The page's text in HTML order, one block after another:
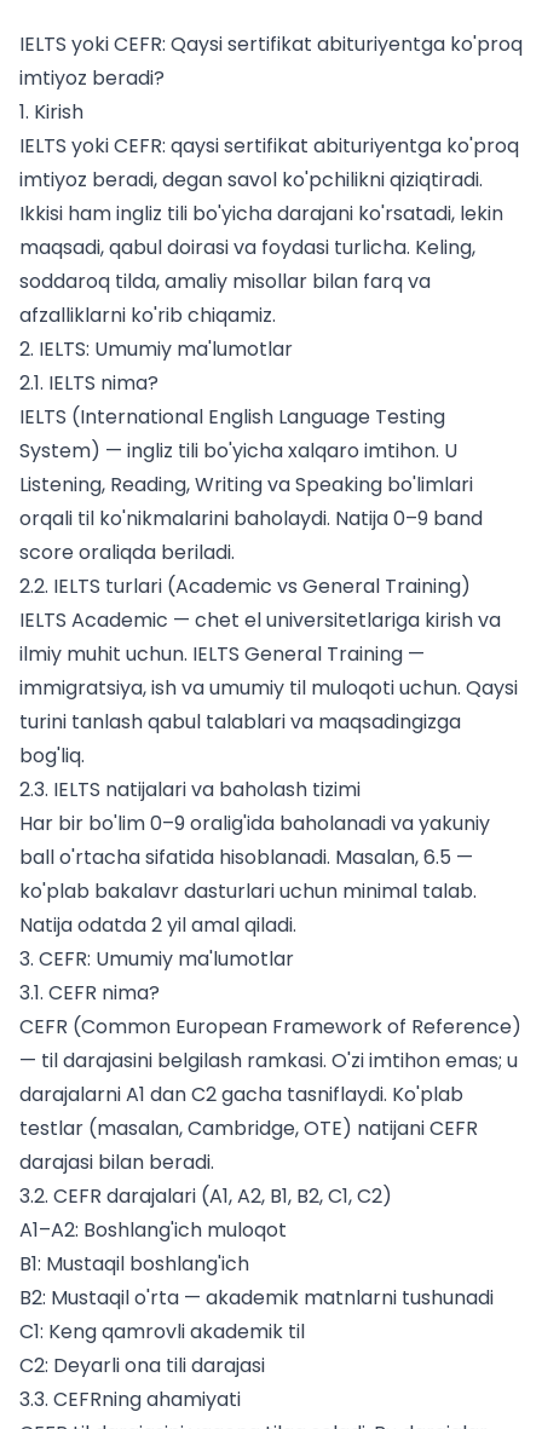
IELTS yoki CEFR: Qaysi sertifikat abituriyentga ko'proq
imtiyoz beradi?
1. Kirish
IELTS yoki CEFR: qaysi sertifikat abituriyentga ko'proq
imtiyoz beradi, degan savol ko'pchilikni qiziqtiradi.
Ikkisi ham ingliz tili bo'yicha darajani ko'rsatadi, lekin
maqsadi, qabul doirasi va foydasi turlicha. Keling,
soddaroq tilda, amaliy misollar bilan farq va
afzalliklarni ko'rib chiqamiz.
2. IELTS: Umumiy ma'lumotlar
2.1. IELTS nima?
IELTS (International English Language Testing
System) — ingliz tili bo'yicha xalqaro imtihon. U
Listening, Reading, Writing va Speaking bo'limlari
orqali til ko'nikmalarini baholaydi. Natija 0–9 band
score oraliqda beriladi.
2.2. IELTS turlari (Academic vs General Training)
IELTS Academic — chet el universitetlariga kirish va
ilmiy muhit uchun. IELTS General Training —
immigratsiya, ish va umumiy til muloqoti uchun. Qaysi
turini tanlash qabul talablari va maqsadingizga
bog'liq.
2.3. IELTS natijalari va baholash tizimi
Har bir bo'lim 0–9 oralig'ida baholanadi va yakuniy
ball o'rtacha sifatida hisoblanadi. Masalan, 6.5 —
ko'plab bakalavr dasturlari uchun minimal talab.
Natija odatda 2 yil amal qiladi.
3. CEFR: Umumiy ma'lumotlar
3.1. CEFR nima?
CEFR (Common European Framework of Reference)
— til darajasini belgilash ramkasi. O'zi imtihon emas; u
darajalarni A1 dan C2 gacha tasniflaydi. Ko'plab
testlar (masalan, Cambridge, OTE) natijani CEFR
darajasi bilan beradi.
3.2. CEFR darajalari (A1, A2, B1, B2, C1, C2)
A1–A2: Boshlang'ich muloqot
B1: Mustaqil boshlang'ich
B2: Mustaqil o'rta — akademik matnlarni tushunadi
C1: Keng qamrovli akademik til
C2: Deyarli ona tili darajasi
3.3. CEFRning ahamiyati